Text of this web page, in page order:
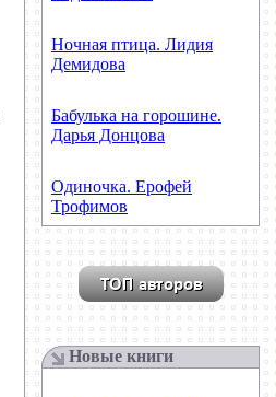
Ночная птица. Лидия
Демидова
Бабулька на горошине.
Дарья Донцова
Одиночка. Ерофей
Трофимов
Новые книги